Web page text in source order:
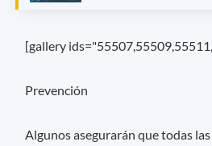
[gallery
Prevención
Algunos asegurarán que todas